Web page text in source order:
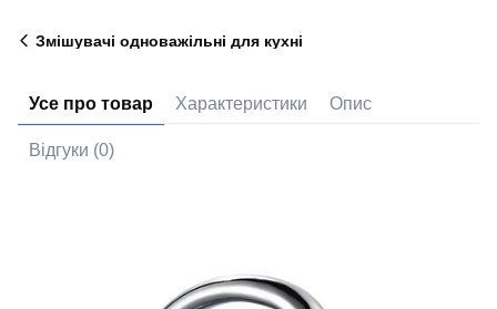
Змішувачі одноважільні для кухні
Усе про товар Характеристики Опис
Відгуки (0)